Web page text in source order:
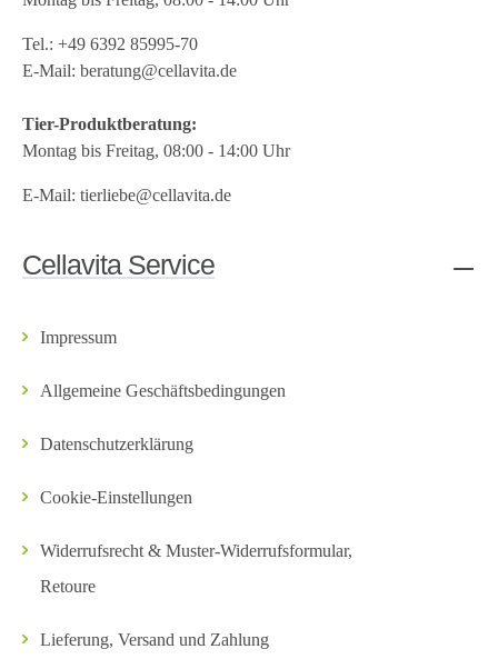
Tel.: +49 6392 85995-70
E-Mail: beratung@cellavita.de
Tier-Produktberatung:
Montag bis Freitag, 08:00 - 14:00 Uhr
E-Mail: tierliebe@cellavita.de
Cellavita Service
Impressum
Allgemeine Geschäftsbedingungen
Datenschutzerklärung
Cookie-Einstellungen
Widerrufsrecht & Muster-Widerrufsformular,
Retoure
Lieferung, Versand und Zahlung